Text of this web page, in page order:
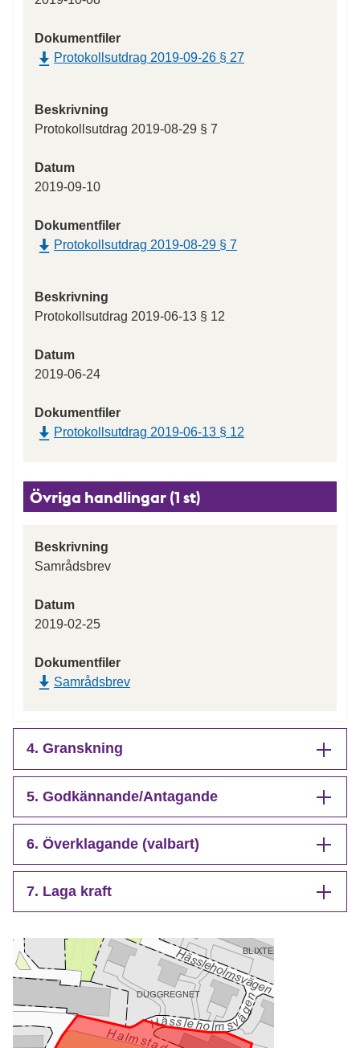
Dokumentfiler
Protokollsutdrag 2019-09-26 § 27
Beskrivning
Protokollsutdrag 2019-08-29 § 7
Datum
2019-09-10
Dokumentfiler
Protokollsutdrag 2019-08-29 § 7
Beskrivning
Protokollsutdrag 2019-06-13 § 12
Datum
2019-06-24
Dokumentfiler
Protokollsutdrag 2019-06-13 § 12
Övriga handlingar (1 st)
Beskrivning
Samrådsbrev
Datum
2019-02-25
Dokumentfiler
Samrådsbrev
4. Granskning
5. Godkännande/Antagande
6. Överklagande (valbart)
7. Laga kraft